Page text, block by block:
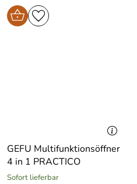
GEFU Multifunktionsöffner
4 in 1 PRACTICO
Sofort lieferbar